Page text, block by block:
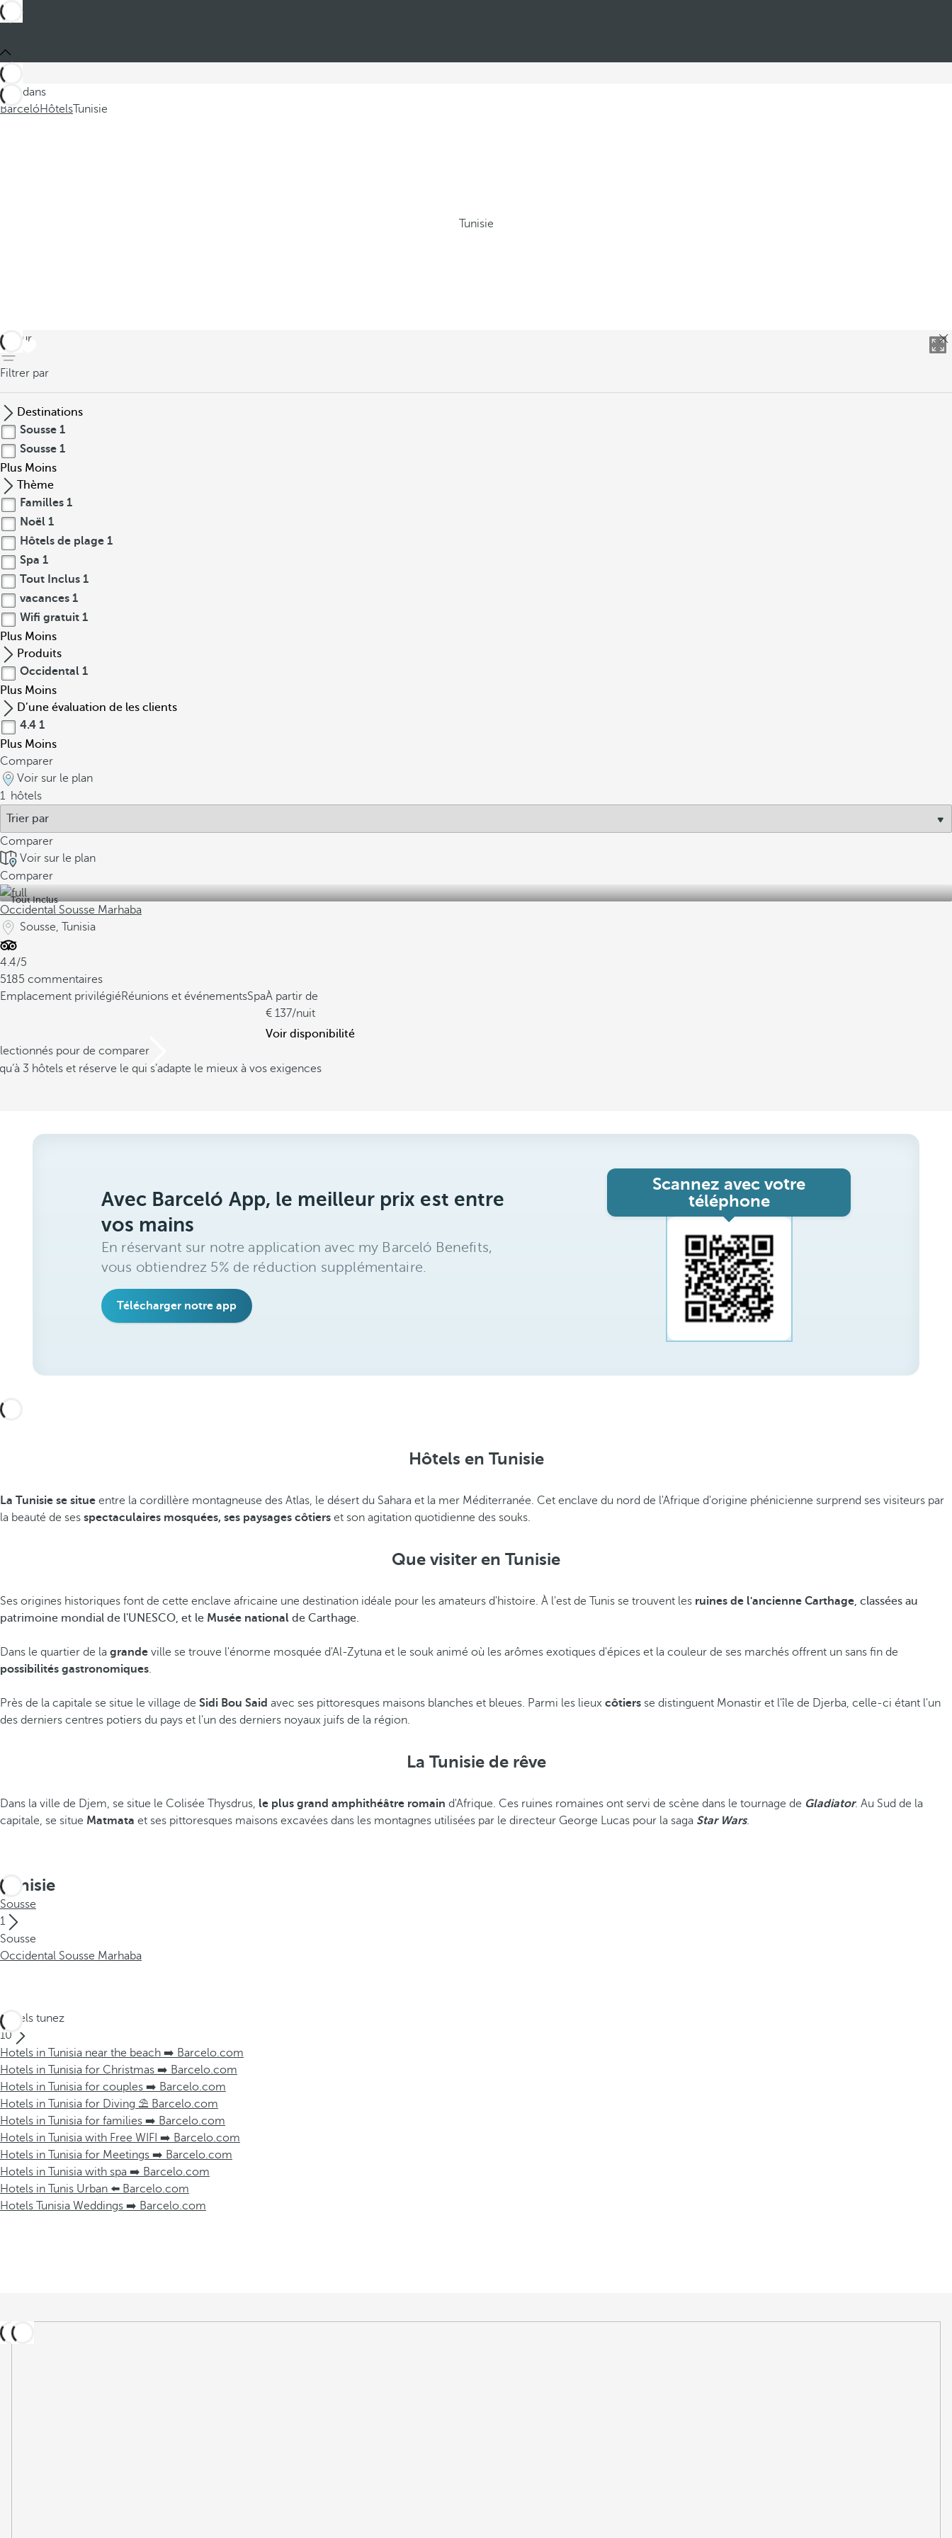
Ces dans
BarcelóHôtelsTunisie
Tunisie
retour
Filtrer par
Destinations
Sousse 1
Sousse 1
Plus Moins
Thème
Familles 1
Noël 1
Hôtels de plage 1
Spa 1
Tout Inclus 1
vacances 1
Wifi gratuit 1
Plus Moins
Produits
Occidental 1
Plus Moins
D’une évaluation de les clients
4.4 1
Plus Moins
Comparer
Voir sur le plan
1 hôtels
Comparer
Voir sur le plan
Comparer
Tout Inclus
Occidental Sousse Marhaba
Sousse, Tunisia
4.4/5
5185 commentaires
Emplacement privilégiéRéunions et événementsSpaÀ partir de
137/nuit
Voir disponibilité
pour de comparer
3 hôtels et réserve le qui s’adapte le mieux à vos exigences
Avec Barceló App, le meilleur prix est entre
vos mains
En réservant sur notre application avec my Barceló Benefits,
vous obtiendrez 5% de réduction supplémentaire.
Télécharger notre app
Scannez avec votre
téléphone
Hôtels en Tunisie
La Tunisie se situe entre la cordillère montagneuse des Atlas, le désert du Sahara et la mer Méditerranée. Cet enclave du nord de l'Afrique d'origine phénicienne surprend ses visiteurs par
la beauté de ses spectaculaires mosquées, ses paysages côtiers et son agitation quotidienne des souks.
Que visiter en Tunisie
Ses origines historiques font de cette enclave africaine une destination idéale pour les amateurs d'histoire. À l'est de Tunis se trouvent les ruines de l'ancienne Carthage, classées au
patrimoine mondial de l'UNESCO, et le Musée national de Carthage.
Dans le quartier de la grande ville se trouve l'énorme mosquée d'Al-Zytuna et le souk animé où les arômes exotiques d'épices et la couleur de ses marchés offrent un sans fin de
possibilités gastronomiques.
Près de la capitale se situe le village de Sidi Bou Said avec ses pittoresques maisons blanches et bleues. Parmi les lieux côtiers se distinguent Monastir et l'île de Djerba, celle-ci étant l'un
des derniers centres potiers du pays et l'un des derniers noyaux juifs de la région.
La Tunisie de rêve
Dans la ville de Djem, se situe le Colisée Thysdrus, le plus grand amphithéâtre romain d'Afrique. Ces ruines romaines ont servi de scène dans le tournage de Gladiator. Au Sud de la
capitale, se situe Matmata et ses pittoresques maisons excavées dans les montagnes utilisées par le directeur George Lucas pour la saga Star Wars.
Tunisie
Sousse
1
Sousse
Occidental Sousse Marhaba
Hôtels tunez
10
Hotels in Tunisia near the beach ➡️ Barcelo.com
Hotels in Tunisia for Christmas ➡️ Barcelo.com
Hotels in Tunisia for couples ➡️ Barcelo.com
Hotels in Tunisia for Diving ⛱️ Barcelo.com
Hotels in Tunisia for families ➡️ Barcelo.com
Hotels in Tunisia with Free WIFI ➡️ Barcelo.com
Hotels in Tunisia for Meetings ➡️ Barcelo.com
Hotels in Tunisia with spa ➡️ Barcelo.com
Hotels in Tunis Urban ⬅️ Barcelo.com
Hotels Tunisia Weddings ➡️ Barcelo.com